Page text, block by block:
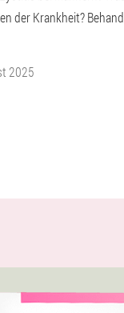
der Krankheit?
2025